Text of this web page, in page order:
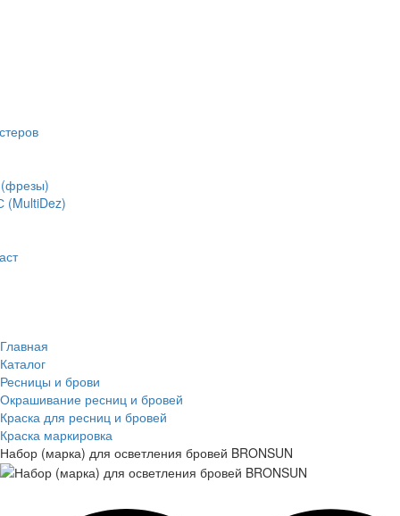
Главная
Каталог
Ресницы и брови
Окрашивание ресниц и бровей
Краска для ресниц и бровей
Краска маркировка
Набор (марка) для осветления бровей BRONSUN